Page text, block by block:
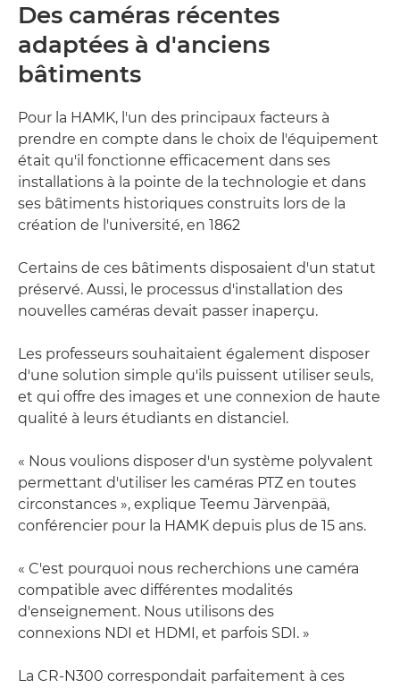
Des caméras récentes
adaptées à d'anciens
bâtiments
Pour la HAMK, l'un des principaux facteurs à
prendre en compte dans le choix de l'équipement
était qu'il fonctionne efficacement dans ses
installations à la pointe de la technologie et dans
ses bâtiments historiques construits lors de la
création de l'université, en 1862
Certains de ces bâtiments disposaient d'un statut
préservé. Aussi, le processus d'installation des
nouvelles caméras devait passer inaperçu.
Les professeurs souhaitaient également disposer
d'une solution simple qu'ils puissent utiliser seuls,
et qui offre des images et une connexion de haute
qualité à leurs étudiants en distanciel.
« Nous voulions disposer d'un système polyvalent
permettant d'utiliser les caméras PTZ en toutes
circonstances », explique Teemu Järvenpää,
conférencier pour la HAMK depuis plus de 15 ans.
« C'est pourquoi nous recherchions une caméra
compatible avec différentes modalités
d'enseignement. Nous utilisons des
connexions NDI et HDMI, et parfois SDI. »
La CR-N300 correspondait parfaitement à ces